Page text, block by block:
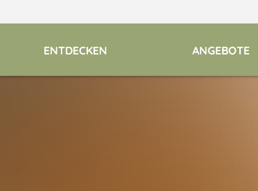
ENTDECKEN ANGEBOTE